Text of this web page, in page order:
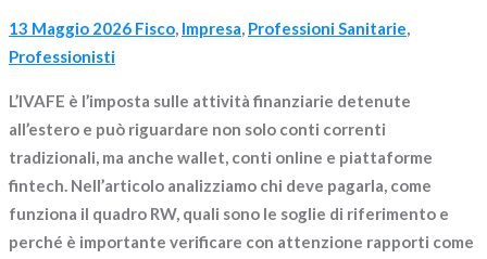
13 Maggio 2026 Fisco, Impresa, Professioni Sanitarie,
Professionisti
L’IVAFE è l’imposta sulle attività finanziarie detenute
all’estero e può riguardare non solo conti correnti
tradizionali, ma anche wallet, conti online e piattaforme
fintech. Nell’articolo analizziamo chi deve pagarla, come
funziona il quadro RW, quali sono le soglie di riferimento e
perché è importante verificare con attenzione rapporti come